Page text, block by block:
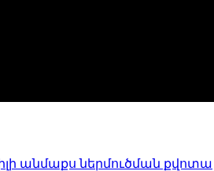
անմաքս ներմուծման քվոտա